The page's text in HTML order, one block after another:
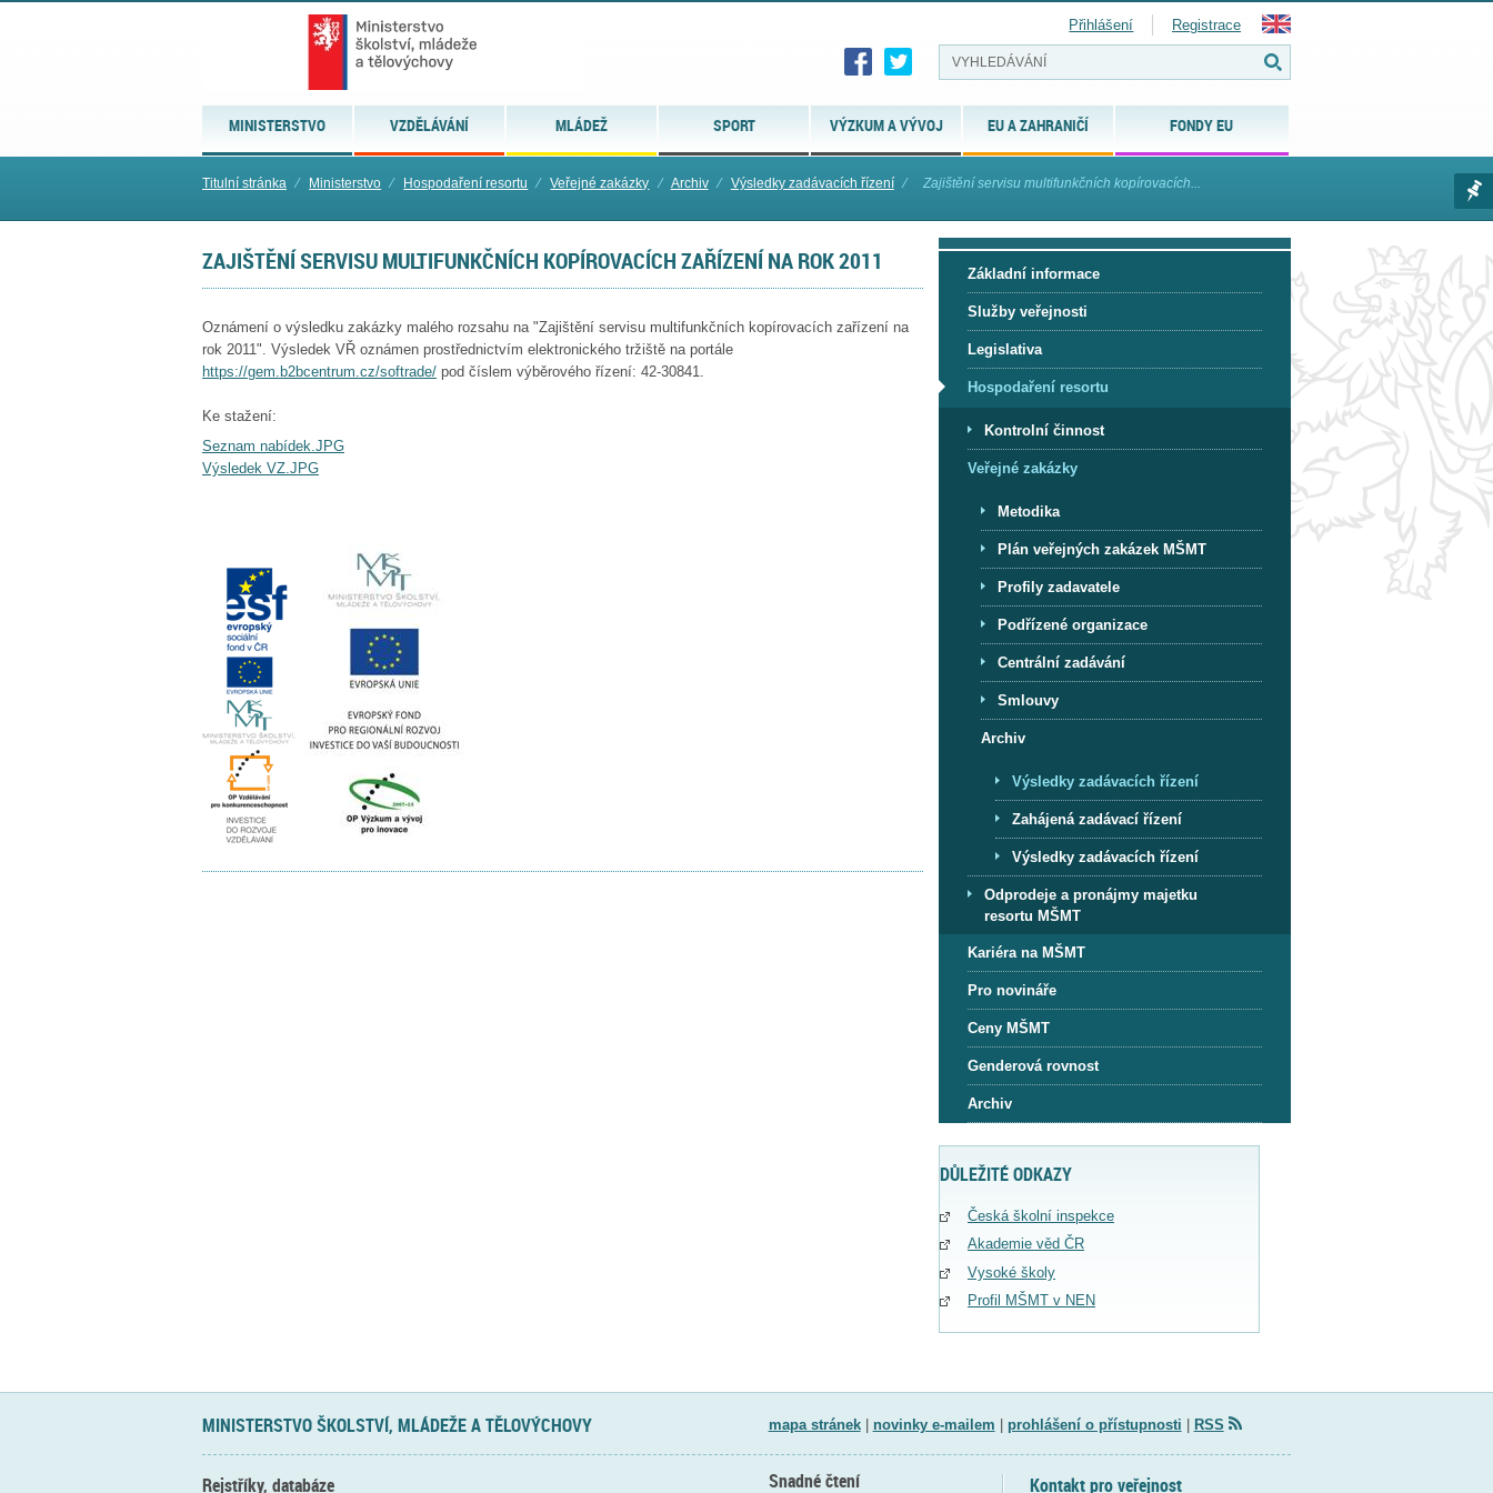
MINISTERSTVO VZDĚLÁVÁNÍ MLÁDEŽ SPORT VÝZKUM A VÝVOJ EU A ZAHRANIČÍ FONDY EU
Přihlášení Registrace
Titulní stránka ⁄ Ministerstvo ⁄ Hospodaření resortu ⁄ Veřejné zakázky ⁄ Archiv ⁄ Výsledky zadávacích řízení ⁄ Zajištění servisu multifunkčních kopírovacích...
ZAJIŠTĚNÍ SERVISU MULTIFUNKČNÍCH KOPÍROVACÍCH ZAŘÍZENÍ NA ROK 2011
Oznámení o výsledku zakázky malého rozsahu na "Zajištění servisu multifunkčních kopírovacích zařízení na
rok 2011". Výsledek VŘ oznámen prostřednictvím elektronického tržiště na portále
https://gem.b2bcentrum.cz/softrade/ pod číslem výběrového řízení: 42-30841.
Ke stažení:
Seznam nabídek.JPG
Výsledek VZ.JPG
Základní informace
Služby veřejnosti
Legislativa
Hospodaření resortu
Kontrolní činnost
Veřejné zakázky
Metodika
Plán veřejných zakázek MŠMT
Profily zadavatele
Podřízené organizace
Centrální zadávání
Smlouvy
Archiv
Výsledky zadávacích řízení
Zahájená zadávací řízení
Výsledky zadávacích řízení
Odprodeje a pronájmy majetku
resortu MŠMT
Kariéra na MŠMT
Pro novináře
Ceny MŠMT
Genderová rovnost
Archiv
DŮLEŽITÉ ODKAZY
Česká školní inspekce
Akademie věd ČR
Vysoké školy
Profil MŠMT v NEN
MINISTERSTVO ŠKOLSTVÍ, MLÁDEŽE A TĚLOVÝCHOVY mapa stránek| novinky e-mailem prohlášení o přístupnosti RSS
Rejstříky, databáze Kontakt pro veřejnost
Snadné čtení